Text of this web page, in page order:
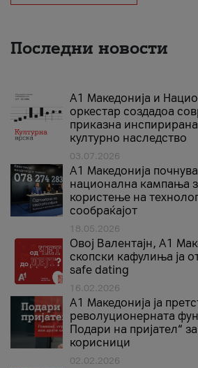
Последни новости
А1 Македонија и
оркестар создадоа
приказна
културно наследство
03.07.2026
A1 Македонија
национална кампања
користење на
сообраќајот
18.05.2026
Овој Валентајн, A1
скопски кафулиња ја
safe dating
16.02.2026
А1 Македонија ја
револуционерната
Подари на пријател“
корисници
02.02.2026